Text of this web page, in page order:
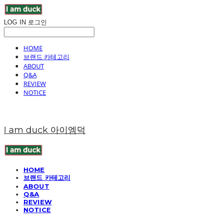
LOG IN 로그인
HOME
브랜드 카테고리
ABOUT
Q&A
REVIEW
NOTICE
I am duck 아이엠덕
HOME
브랜드 카테고리
ABOUT
Q&A
REVIEW
NOTICE